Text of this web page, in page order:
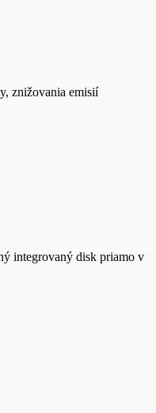
znižovania emisií
integrovaný disk priamo v